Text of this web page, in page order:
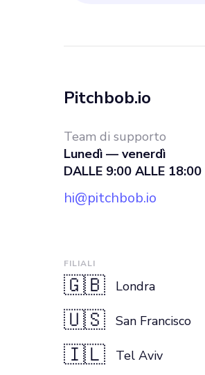
Pitchbob.io
Team di supporto
Lunedì — venerdì
DALLE 9:00 ALLE 18:00
hi@pitchbob.io
FILIALI
🇬🇧 Londra
🇺🇸 San Francisco
🇮🇱 Tel Aviv